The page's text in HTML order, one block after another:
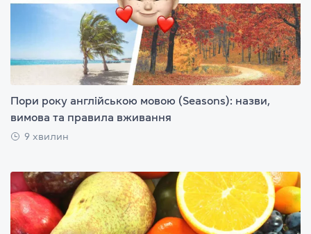
Пори року англійською мовою (Seasons): назви,
вимова та правила вживання
9 хвилин